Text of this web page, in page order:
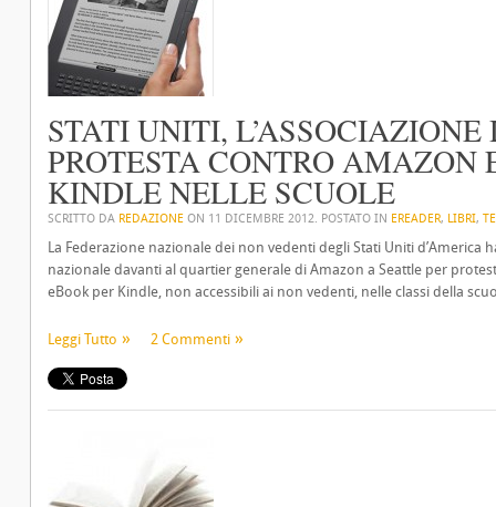
STATI UNITI,
PROTESTA CONTRO AMAZON
KINDLE NELLE SCUOLE
SCRITTO DA REDAZIONE ON 11 DICEMBRE 2012. POSTATO IN EREADER, LIBRI,
La Federazione nazionale dei non vedenti degli Stati Uniti
nazionale davanti al quartier generale di Amazon a Seattle per
eBook per Kindle, non accessibili ai non vedenti, nelle classi della
Leggi Tutto 2 Commenti